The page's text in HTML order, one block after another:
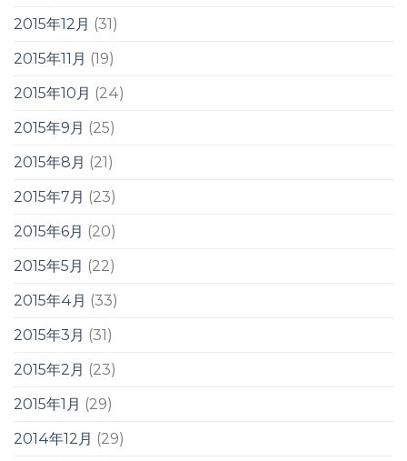
2015年12月 (31)
2015年11月 (19)
2015年10月 (24)
2015年9月 (25)
2015年8月 (21)
2015年7月 (23)
2015年6月 (20)
2015年5月 (22)
2015年4月 (33)
2015年3月 (31)
2015年2月 (23)
2015年1月 (29)
2014年12月 (29)